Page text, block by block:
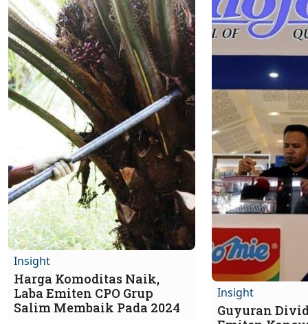
Insight
Harga Komoditas Naik,
Laba Emiten CPO Grup
Salim Membaik Pada 2024
Insight
Guyuran